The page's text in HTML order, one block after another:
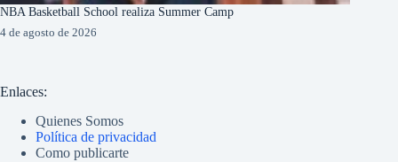
NBA Basketball School realiza Summer Camp
4 de agosto de 2026
Enlaces:
Quienes Somos
Política de privacidad
Como publicarte